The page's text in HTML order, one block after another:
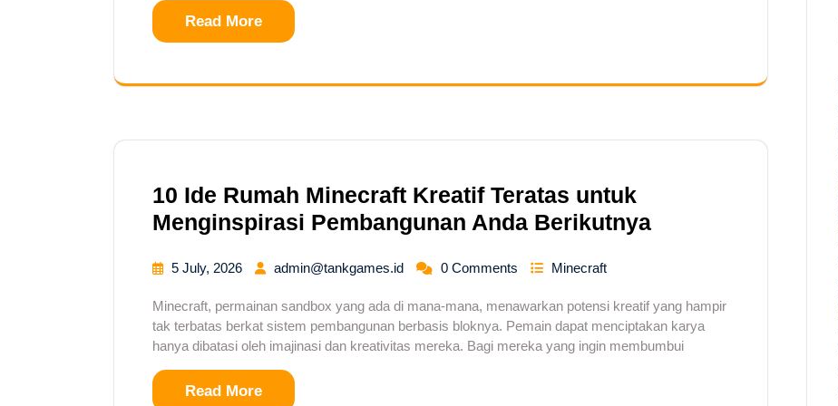
Read More
10 Ide Rumah Minecraft Kreatif Teratas untuk
Menginspirasi Pembangunan Anda Berikutnya
5 July, 2026 admin@tankgames.id 0 Comments Minecraft
Minecraft, permainan sandbox yang ada di mana-mana, menawarkan potensi kreatif yang hampir
tak terbatas berkat sistem pembangunan berbasis bloknya. Pemain dapat menciptakan karya
hanya dibatasi oleh imajinasi dan kreativitas mereka. Bagi mereka yang ingin membumbui
Read More